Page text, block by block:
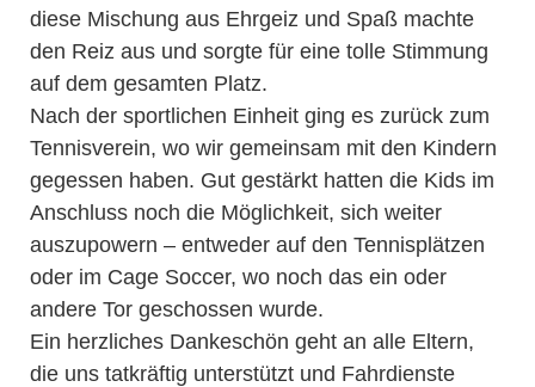
diese Mischung aus Ehrgeiz und Spaß machte
den Reiz aus und sorgte für eine tolle Stimmung
auf dem gesamten Platz.
Nach der sportlichen Einheit ging es zurück zum
Tennisverein, wo wir gemeinsam mit den Kindern
gegessen haben. Gut gestärkt hatten die Kids im
Anschluss noch die Möglichkeit, sich weiter
auszupowern – entweder auf den Tennisplätzen
oder im Cage Soccer, wo noch das ein oder
andere Tor geschossen wurde.
Ein herzliches Dankeschön geht an alle Eltern,
die uns tatkräftig unterstützt und Fahrdienste